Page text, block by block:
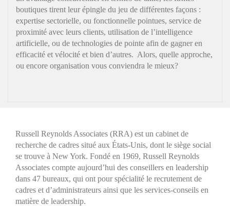
boutiques tirent leur épingle du jeu de différentes façons :
expertise sectorielle, ou fonctionnelle pointues, service de
proximité avec leurs clients, utilisation de l’intelligence
artificielle, ou de technologies de pointe afin de gagner en
efficacité et vélocité et bien d’autres. Alors, quelle approche,
ou encore organisation vous conviendra le mieux?
Russell Reynolds Associates (RRA) est un cabinet de
recherche de cadres situé aux États-Unis, dont le siège social
se trouve à New York. Fondé en 1969, Russell Reynolds
Associates compte aujourd’hui des conseillers en leadership
dans 47 bureaux, qui ont pour spécialité le recrutement de
cadres et d’administrateurs ainsi que les services-conseils en
matière de leadership.